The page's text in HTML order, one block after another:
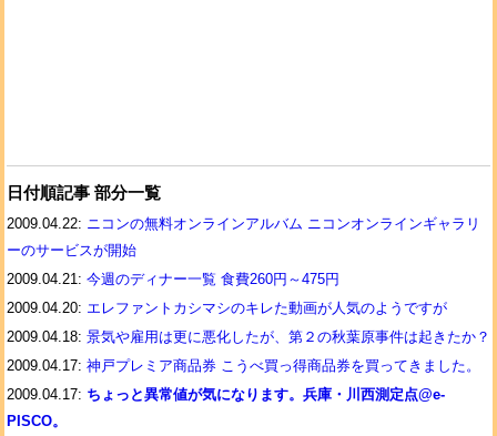
日付順記事 部分一覧
2009.04.22: ニコンの無料オンラインアルバム ニコンオンラインギャラリ
ーのサービスが開始
2009.04.21: 今週のディナー一覧 食費260円～475円
2009.04.20: エレファントカシマシのキレた動画が人気のようですが
2009.04.18: 景気や雇用は更に悪化したが、第２の秋葉原事件は起きたか？
2009.04.17: 神戸プレミア商品券 こうべ買っ得商品券を買ってきました。
2009.04.17: ちょっと異常値が気になります。兵庫・川西測定点@e-
PISCO。